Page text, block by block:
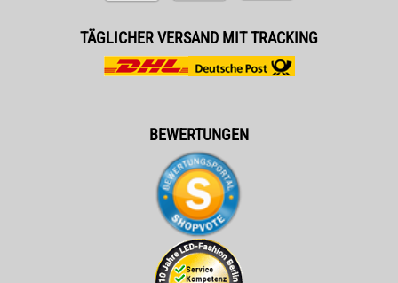
TÄGLICHER VERSAND MIT TRACKING
BEWERTUNGEN